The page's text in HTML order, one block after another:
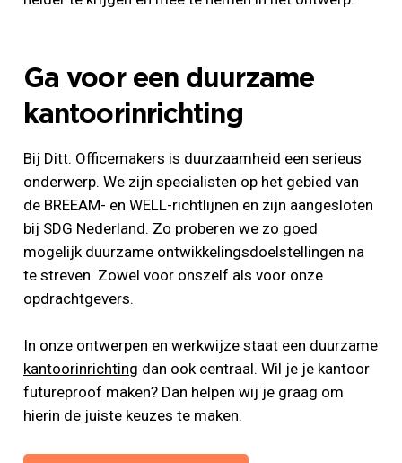
Ga voor een duurzame
kantoorinrichting
Bij Ditt. Officemakers is duurzaamheid een serieus
onderwerp. We zijn specialisten op het gebied van
de BREEAM- en WELL-richtlijnen en zijn aangesloten
bij SDG Nederland. Zo proberen we zo goed
mogelijk duurzame ontwikkelingsdoelstellingen na
te streven. Zowel voor onszelf als voor onze
opdrachtgevers.
In onze ontwerpen en werkwijze staat een duurzame
kantoorinrichting dan ook centraal. Wil je je kantoor
futureproof maken? Dan helpen wij je graag om
hierin de juiste keuzes te maken.